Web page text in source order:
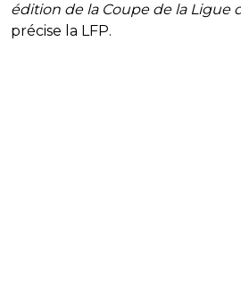
édition de la Coupe de la Ligue
précise la LFP.